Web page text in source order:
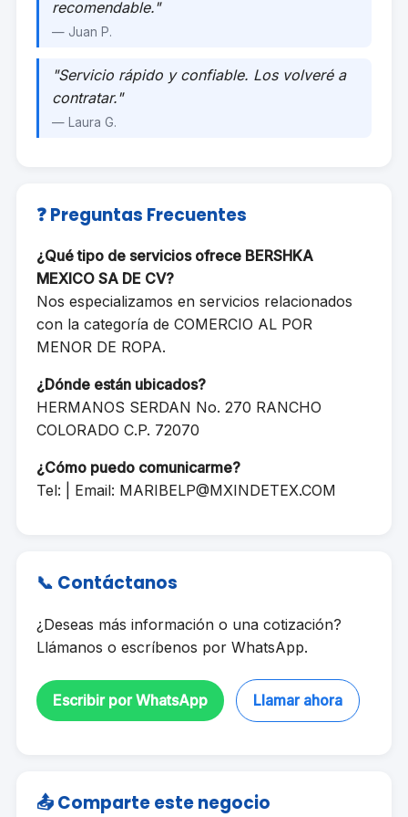
recomendable."
— Juan P.
"Servicio rápido y confiable. Los volveré a
contratar."
— Laura G.
❓ Preguntas Frecuentes
¿Qué tipo de servicios ofrece BERSHKA
MEXICO SA DE CV?
Nos especializamos en servicios relacionados
con la categoría de COMERCIO AL POR
MENOR DE ROPA.
¿Dónde están ubicados?
HERMANOS SERDAN No. 270 RANCHO
COLORADO C.P. 72070
¿Cómo puedo comunicarme?
Tel: | Email: MARIBELP@MXINDETEX.COM
📞 Contáctanos
¿Deseas más información o una cotización?
Llámanos o escríbenos por WhatsApp.
Escribir por WhatsApp Llamar ahora
📤 Comparte este negocio